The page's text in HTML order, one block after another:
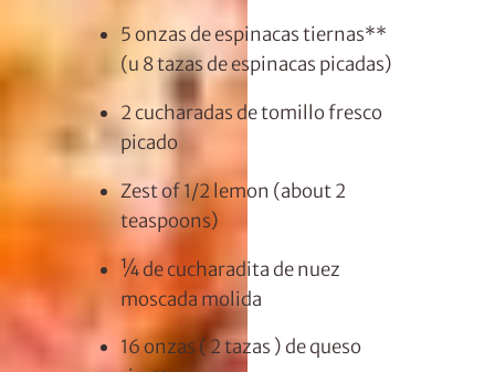
5 onzas deespinacas tiernas**
(u 8 tazas deespinacas picadas)
2 cucharadasde tomillo fresco
picado
Zest of1/2 lemon (about2
teaspoons)
¼ de cucharaditade nuez
moscada molida
16 onzas (2 tazas ) de queso